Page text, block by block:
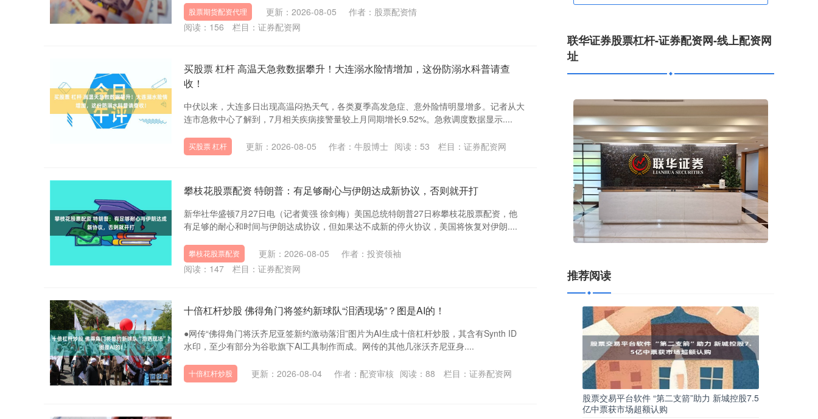
股票期货配资代理 更新：2026-08-05
作者：股票配资情
阅读： 156 栏目： 证券配资网
买股票 杠杆 高温天急救数据攀升！大连溺水险情增加，这份防溺水科普请查
收！
中伏以来，大连多日出现高温闷热天气，各类夏季高发急症、意外险情明显增多。记者从大
连市急救中心了解到，7月相关疾病接警量较上月同期增长9.52%。急救调度数据显示....
买股票 杠杆 更新：2026-08-05 作者：牛股博士 阅读： 53 栏目： 证券配资网
攀枝花股票配资 特朗普：有足够耐心与伊朗达成新协议，否则就开打
新华社华盛顿7月27日电（记者黄强 徐剑梅）美国总统特朗普27日称攀枝花股票配资，他
有足够的耐心和时间与伊朗达成协议，但如果达不成新的停火协议，美国将恢复对伊朗....
攀枝花股票配资 更新：2026-08-05
作者：投资领袖
阅读： 147 栏目： 证券配资网
十倍杠杆炒股 佛得角门将签约新球队“泪洒现场”？图是AI的！
●网传“佛得角门将沃齐尼亚签新约激动落泪”图片为AI生成十倍杠杆炒股，其含有Synth ID
水印，至少有部分为谷歌旗下AI工具制作而成。网传的其他几张沃齐尼亚身....
十倍杠杆炒股 更新：2026-08-04 作者：配资审核 阅读： 88 栏目： 证券配资网
联华证券股票杠杆-证券配资网-线上配资网
址
推荐阅读
股票交易平台软件 “第二支箭”助力 新城控股7.5
亿中票获市场超额认购